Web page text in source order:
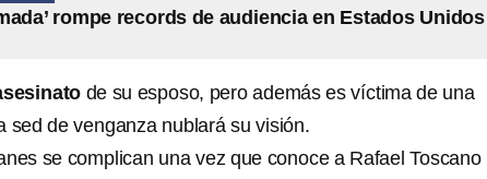
rompe records de audiencia en Estados Unidos
de su esposo, pero además es víctima de una
sed de venganza nublará su visión.
se complican una vez que conoce a Rafael Toscano